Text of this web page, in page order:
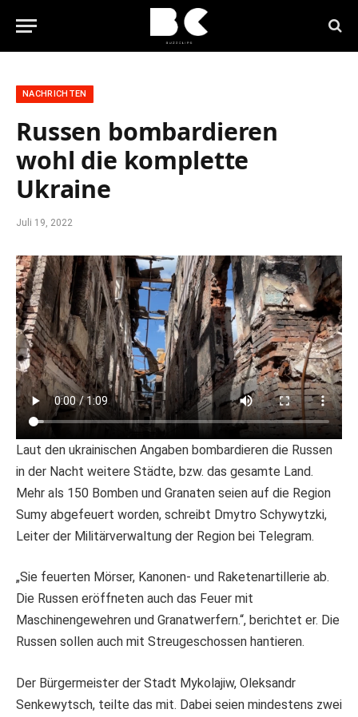
NACHRICHTEN
Russen bombardieren
wohl die komplette
Ukraine
Juli 19, 2022
Laut den ukrainischen Angaben bombardieren die Russen
in der Nacht weitere Städte, bzw. das gesamte Land.
Mehr als 150 Bomben und Granaten seien auf die Region
Sumy abgefeuert worden, schreibt Dmytro Schywytzki,
Leiter der Militärverwaltung der Region bei Telegram.
„Sie feuerten Mörser, Kanonen- und Raketenartillerie ab.
Die Russen eröffneten auch das Feuer mit
Maschinengewehren und Granatwerfern.“, berichtet er. Die
Russen sollen auch mit Streugeschossen hantieren.
Der Bürgermeister der Stadt Mykolajiw, Oleksandr
Senkewytsch, teilte das mit. Dabei seien mindestens zwei